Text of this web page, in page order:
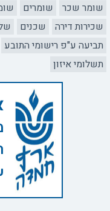
שומר שכר
שומרים
שכירות דירה
שכנים
תביעה ע"פ רישומי התובע
תשלומי איזון